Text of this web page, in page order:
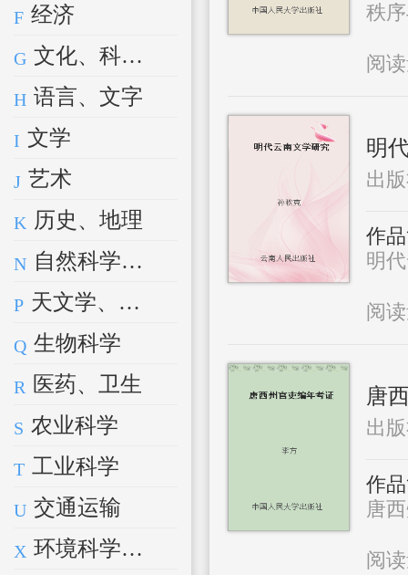
F 经济
G 文化、科学、教育、体育
H 语言、文字
I 文学
J 艺术
K 历史、地理
N 自然科学总论
P 天文学、地球科学
Q 生物科学
R 医药、卫生
S 农业科学
T 工业科学
U 交通运输
X 环境科学、安全科学
秩
阅
明
出
作
明
阅
唐
出
作
唐
阅